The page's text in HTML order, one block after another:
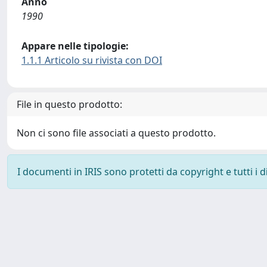
1990
Appare nelle tipologie:
1.1.1 Articolo su rivista con DOI
File in questo prodotto:
Non ci sono file associati a questo prodotto.
I documenti in IRIS sono protetti da copyright e tutti i